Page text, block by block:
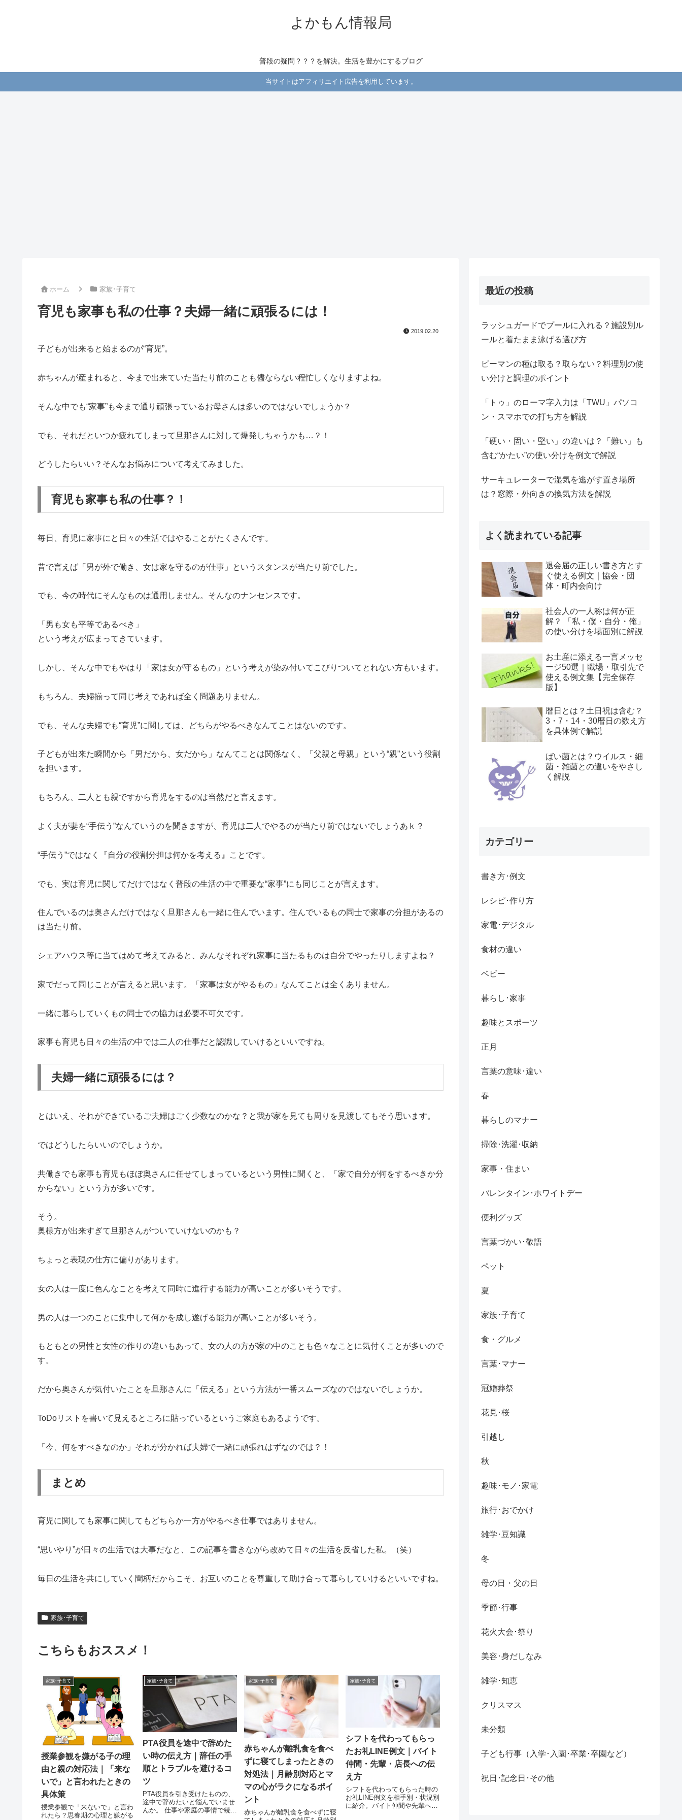
よかもん情報局
普段の疑問？？？を解決。生活を豊かにするブログ
当サイトはアフィリエイト広告を利用しています。
ホーム 家族･子育て
育児も家事も私の仕事？夫婦一緒に頑張るには！
2019.02.20
子どもが出来ると始まるのが“育児”。
赤ちゃんが産まれると、今まで出来ていた当たり前のことも儘ならない程忙しくなりますよね。
そんな中でも“家事”も今まで通り頑張っているお母さんは多いのではないでしょうか？
でも、それだといつか疲れてしまって旦那さんに対して爆発しちゃうかも…？！
どうしたらいい？そんなお悩みについて考えてみました。
育児も家事も私の仕事？！
毎日、育児に家事にと日々の生活ではやることがたくさんです。
昔で言えば「男が外で働き、女は家を守るのが仕事」というスタンスが当たり前でした。
でも、今の時代にそんなものは通用しません。そんなのナンセンスです。
「男も女も平等であるべき」
という考えが広まってきています。
しかし、そんな中でもやはり「家は女が守るもの」という考えが染み付いてこびりついてとれない方もいます。
もちろん、夫婦揃って同じ考えであれば全く問題ありません。
でも、そんな夫婦でも“育児”に関しては、どちらがやるべきなんてことはないのです。
子どもが出来た瞬間から「男だから、女だから」なんてことは関係なく、「父親と母親」という“親”という役割
を担います。
もちろん、二人とも親ですから育児をするのは当然だと言えます。
よく夫が妻を“手伝う”なんていうのを聞きますが、育児は二人でやるのが当たり前ではないでしょうあｋ？
“手伝う”ではなく『自分の役割分担は何かを考える』ことです。
でも、実は育児に関してだけではなく普段の生活の中で重要な“家事”にも同じことが言えます。
住んでいるのは奥さんだけではなく旦那さんも一緒に住んでいます。住んでいるもの同士で家事の分担があるの
は当たり前。
シェアハウス等に当てはめて考えてみると、みんなそれぞれ家事に当たるものは自分でやったりしますよね？
家でだって同じことが言えると思います。「家事は女がやるもの」なんてことは全くありません。
一緒に暮らしていくもの同士での協力は必要不可欠です。
家事も育児も日々の生活の中では二人の仕事だと認識していけるといいですね。
夫婦一緒に頑張るには？
とはいえ、それができているご夫婦はごく少数なのかな？と我が家を見ても周りを見渡してもそう思います。
ではどうしたらいいのでしょうか。
共働きでも家事も育児もほぼ奥さんに任せてしまっているという男性に聞くと、「家で自分が何をするべきか分
からない」という方が多いです。
そう。
奥様方が出来すぎて旦那さんがついていけないのかも？
ちょっと表現の仕方に偏りがあります。
女の人は一度に色んなことを考えて同時に進行する能力が高いことが多いそうです。
男の人は一つのことに集中して何かを成し遂げる能力が高いことが多いそう。
もともとの男性と女性の作りの違いもあって、女の人の方が家の中のことも色々なことに気付くことが多いので
す。
だから奥さんが気付いたことを旦那さんに「伝える」という方法が一番スムーズなのではないでしょうか。
ToDoリストを書いて見えるところに貼っているというご家庭もあるようです。
「今、何をすべきなのか」それが分かれば夫婦で一緒に頑張れはずなのでは？！
まとめ
育児に関しても家事に関してもどちらか一方がやるべき仕事ではありません。
“思いやり”が日々の生活では大事だなと、この記事を書きながら改めて日々の生活を反省した私。（笑）
毎日の生活を共にしていく間柄だからこそ、お互いのことを尊重して助け合って暮らしていけるといいですね。
家族･子育て
こちらもおススメ！
家族･子育て
授業参観を嫌がる子の理
由と親の対応法｜「来な
いで」と言われたときの
具体策
授業参観で「来ないで」と言わ
れたら？思春期の心理と嫌がる
家族･子育て
PTA役員を途中で辞めた
い時の伝え方｜辞任の手
順とトラブルを避けるコ
ツ
PTA役員を引き受けたものの、
途中で辞めたいと悩んでいませ
んか。 仕事や家庭の事情で続け
家族･子育て
赤ちゃんが離乳食を食べ
ずに寝てしまったときの
対処法｜月齢別対応とマ
マの心がラクになるポイ
ント
赤ちゃんが離乳食を食べずに寝
家族･子育て
シフトを代わってもらっ
たお礼LINE例文｜バイト
仲間・先輩・店長への伝
え方
シフトを代わってもらった時の
お礼LINE例文を相手別・状況別
に紹介。バイト仲間や先輩への
最近の投稿
ラッシュガードでプールに入れる？施設別ル
ールと着たまま泳げる選び方
ピーマンの種は取る？取らない？料理別の使
い分けと調理のポイント
「トゥ」のローマ字入力は「TWU」パソコ
ン・スマホでの打ち方を解説
「硬い・固い・堅い」の違いは？「難い」も
含む“かたい”の使い分けを例文で解説
サーキュレーターで湿気を逃がす置き場所
は？窓際・外向きの換気方法を解説
よく読まれている記事
退会届の正しい書き方とす
ぐ使える例文｜協会・団
体・町内会向け
社会人の一人称は何が正
解？ 「私・僕・自分・俺」
の使い分けを場面別に解説
お土産に添える一言メッセ
ージ50選｜職場・取引先で
使える例文集【完全保存
版】
暦日とは？土日祝は含む？
3・7・14・30暦日の数え方
を具体例で解説
ばい菌とは？ウイルス・細
菌・雑菌との違いをやさし
く解説
カテゴリー
書き方･例文
レシピ･作り方
家電･デジタル
食材の違い
ベビー
暮らし･家事
趣味とスポーツ
正月
言葉の意味･違い
春
暮らしのマナー
掃除･洗濯･収納
家事・住まい
バレンタイン･ホワイトデー
便利グッズ
言葉づかい･敬語
ペット
夏
家族･子育て
食・グルメ
言葉･マナー
冠婚葬祭
花見･桜
引越し
秋
趣味･モノ･家電
旅行･おでかけ
雑学･豆知識
冬
母の日・父の日
季節･行事
花火大会･祭り
美容･身だしなみ
雑学･知恵
クリスマス
未分類
子ども行事（入学･入園･卒業･卒園など）
祝日･記念日･その他